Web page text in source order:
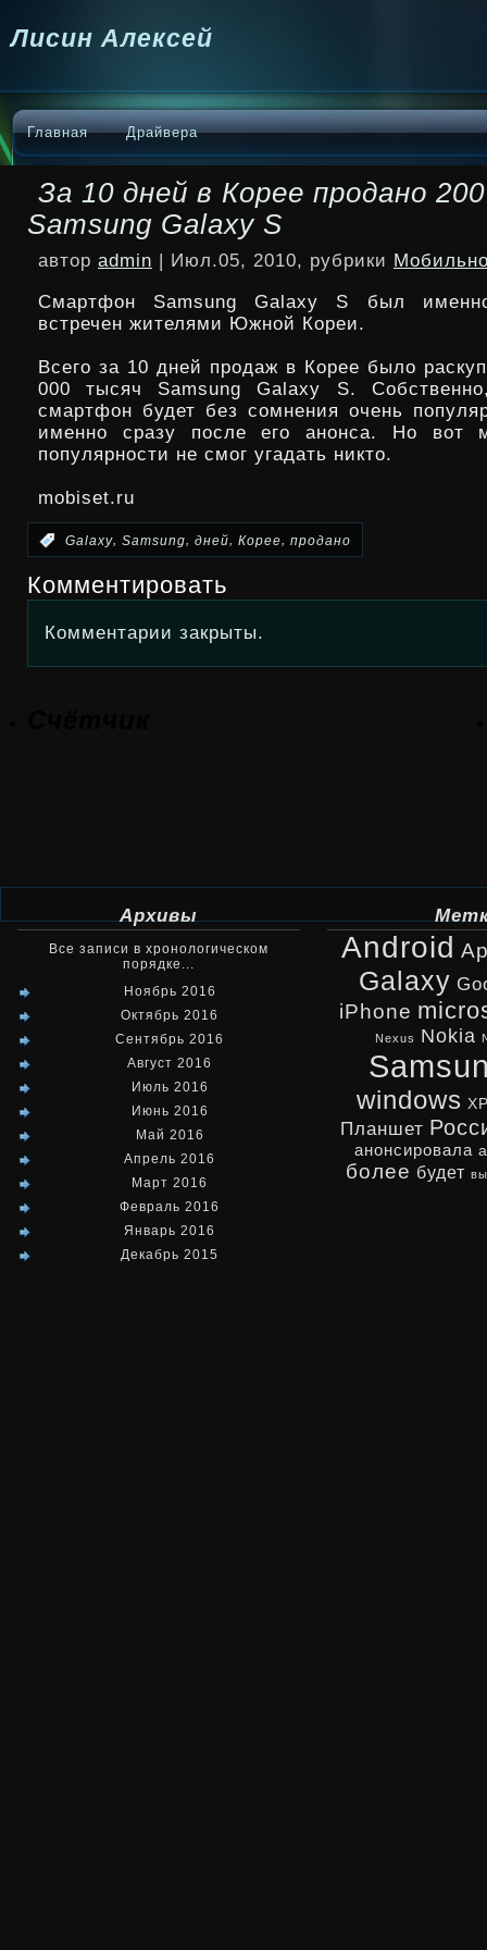
Лисин Алексей
Главная Драйвера
За 10 дней в Корее продано
Samsung Galaxy S
автор admin | Июл.05, 2010, рубрики
Смартфон Samsung Galaxy S был
встречен жителями Южной Кореи.
Всего за 10 дней продаж в Корее было
000 тысяч Samsung Galaxy S.
смартфон будет без сомнения очень
именно сразу после его анонса. Но вот
популярности не смог угадать никто.
mobiset.ru
Galaxy, Samsung, дней, Корее, продано
Комментировать
Комментарии закрыты.
Архивы
Все записи в хронологическом
порядке...
Ноябрь 2016
Октябрь 2016
Сентябрь 2016
Август 2016
Июль 2016
Июнь 2016
Май 2016
Апрель 2016
Март 2016
Февраль 2016
Январь 2016
Декабрь 2015
Android
Galaxy
iPhone
Nexus Nokia
windows
Планшет
анонсировала
более будет